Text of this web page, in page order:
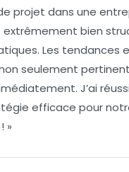
projet dans une
extrêmement bien
Les tendances
seulement
J’ai
efficace pour
»